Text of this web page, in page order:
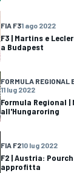
FIA F31 ago 2022
F3 | Martins e
a Budapest
FORMULA REGIONAL
11 lug 2022
Formula Regional
all'Hungaroring
FIA F210 lug 2022
F2 | Austria:
approfitta